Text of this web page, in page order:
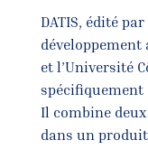
DATIS, édité
développement
et l’Université
spécifiquement
Il combine
dans un